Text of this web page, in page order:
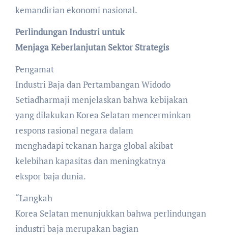
kemandirian ekonomi nasional.
Perlindungan Industri untuk
Menjaga Keberlanjutan Sektor Strategis
Pengamat
Industri Baja dan Pertambangan Widodo
Setiadharmaji menjelaskan bahwa kebijakan
yang dilakukan Korea Selatan mencerminkan
respons rasional negara dalam
menghadapi tekanan harga global akibat
kelebihan kapasitas dan meningkatnya
ekspor baja dunia.
“Langkah
Korea Selatan menunjukkan bahwa perlindungan
industri baja merupakan bagian